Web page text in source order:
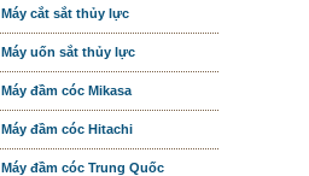
Máy cắt sắt thủy lực
Máy uốn sắt thủy lực
Máy đầm cóc Mikasa
Máy đầm cóc Hitachi
Máy đầm cóc Trung Quốc